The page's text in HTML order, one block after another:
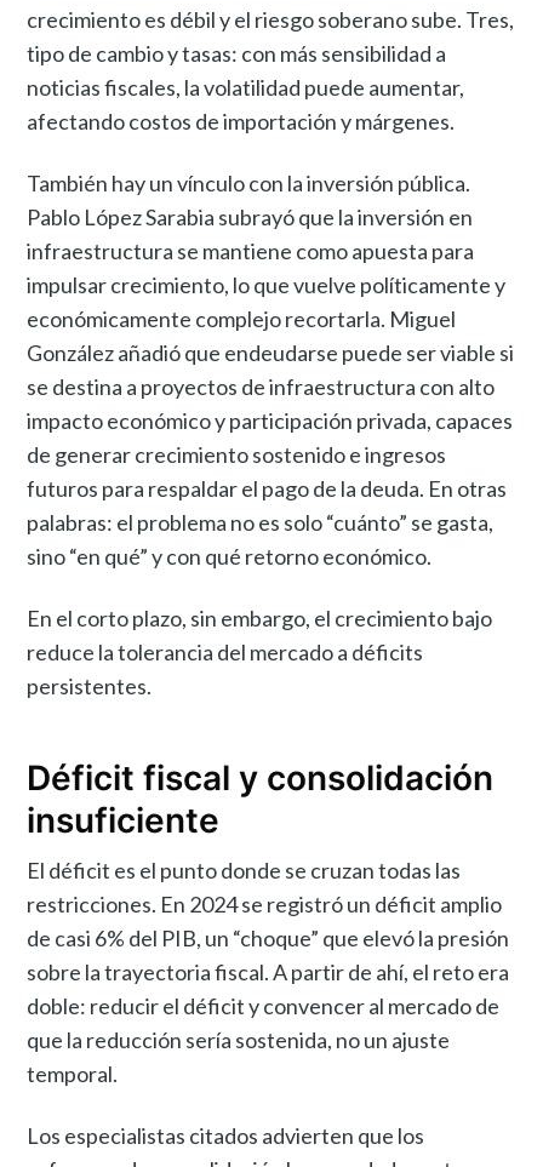
crecimiento es débil y el riesgo soberano sube. Tres,
tipo de cambio y tasas: con más sensibilidad a
noticias fiscales, la volatilidad puede aumentar,
afectando costos de importación y márgenes.
También hay un vínculo con la inversión pública.
Pablo López Sarabia subrayó que la inversión en
infraestructura se mantiene como apuesta para
impulsar crecimiento, lo que vuelve políticamente y
económicamente complejo recortarla. Miguel
González añadió que endeudarse puede ser viable si
se destina a proyectos de infraestructura con alto
impacto económico y participación privada, capaces
de generar crecimiento sostenido e ingresos
futuros para respaldar el pago de la deuda. En otras
palabras: el problema no es solo “cuánto” se gasta,
sino “en qué” y con qué retorno económico.
En el corto plazo, sin embargo, el crecimiento bajo
reduce la tolerancia del mercado a déficits
persistentes.
Déficit fiscal y consolidación
insuficiente
El déficit es el punto donde se cruzan todas las
restricciones. En 2024 se registró un déficit amplio
de casi 6% del PIB, un “choque” que elevó la presión
sobre la trayectoria fiscal. A partir de ahí, el reto era
doble: reducir el déficit y convencer al mercado de
que la reducción sería sostenida, no un ajuste
temporal.
Los especialistas citados advierten que los